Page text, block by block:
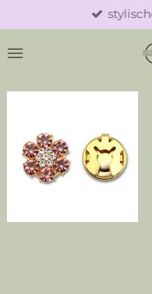
Hauptinhalt
springen